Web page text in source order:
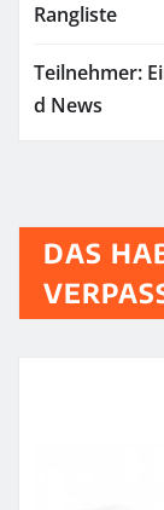
Rangliste
Teilnehmer:
d News
DAS